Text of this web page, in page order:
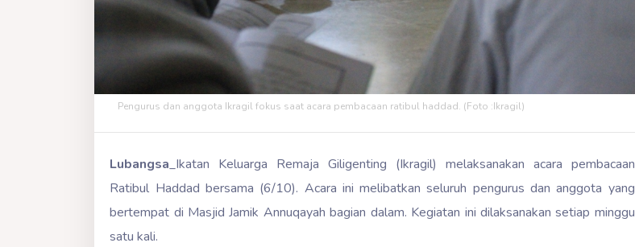
Pengurus dan anggota Ikragil fokus saat acara pembacaan ratibul haddad. (Foto :Ikragil)
Lubangsa_Ikatan Keluarga Remaja Giligenting (Ikragil) melaksanakan acara pembacaan
Ratibul Haddad bersama (6/10). Acara ini melibatkan seluruh pengurus dan anggota yang
bertempat di Masjid Jamik Annuqayah bagian dalam. Kegiatan ini dilaksanakan setiap minggu
satu kali.